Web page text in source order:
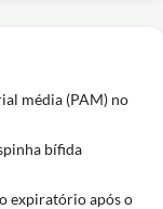
média (PAM) no
bífida
expiratório após o